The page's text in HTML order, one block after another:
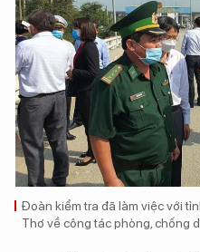
Đoàn kiểm tra đã làm việc với
Thơ về công tác phòng, chống